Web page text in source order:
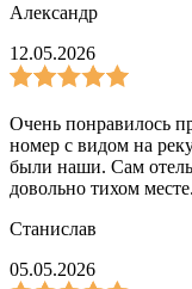
Александр
12.05.2026
Очень понравилось
номер с видом на
были наши. Сам отель
довольно тихом месте.
Станислав
05.05.2026